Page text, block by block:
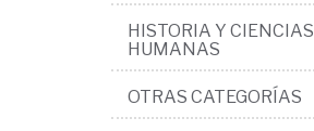
HISTORIA Y CIENCIAS
HUMANAS
OTRAS CATEGORÍAS